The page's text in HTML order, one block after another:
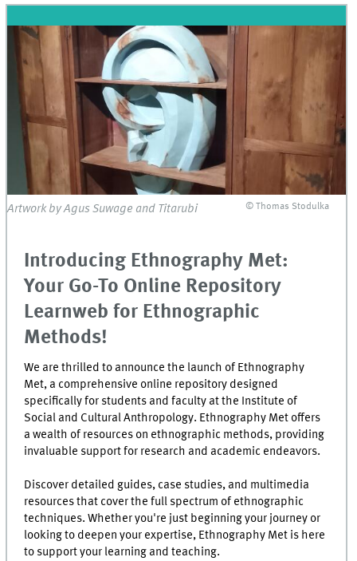
Artwork by Agus Suwage and Titarubi © Thomas Stodulka
Introducing Ethnography Met:
Your Go-To Online Repository
Learnweb for Ethnographic
Methods!
We are thrilled to announce the launch of Ethnography
Met, a comprehensive online repository designed
specifically for students and faculty at the Institute of
Social and Cultural Anthropology. Ethnography Met offers
a wealth of resources on ethnographic methods, providing
invaluable support for research and academic endeavors.
Discover detailed guides, case studies, and multimedia
resources that cover the full spectrum of ethnographic
techniques. Whether you're just beginning your journey or
looking to deepen your expertise, Ethnography Met is here
to support your learning and teaching.